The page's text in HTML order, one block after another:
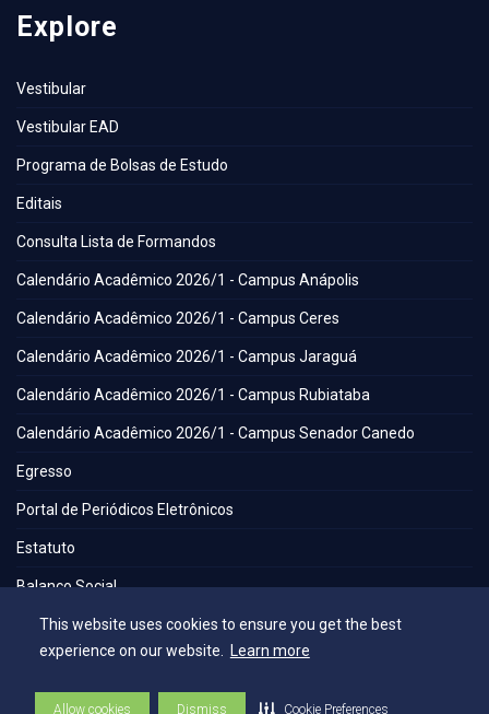
This website uses cookies to ensure you get the best
experience on our website. Learn more
Allow cookies Dismiss Cookie Preferences
Explore
Vestibular
Vestibular EAD
Programa de Bolsas de Estudo
Editais
Consulta Lista de Formandos
Calendário Acadêmico 2026/1 - Campus Anápolis
Calendário Acadêmico 2026/1 - Campus Ceres
Calendário Acadêmico 2026/1 - Campus Jaraguá
Calendário Acadêmico 2026/1 - Campus Rubiataba
Calendário Acadêmico 2026/1 - Campus Senador Canedo
Egresso
Portal de Periódicos Eletrônicos
Estatuto
Balanço Social
Espaços
Flickr - AEE